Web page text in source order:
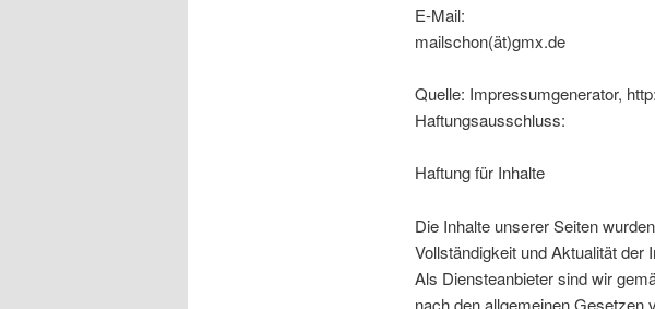
E-Mail:
mailschon(ät)gmx.de
Quelle: Impressumgenerator,
Haftungsausschluss:
Haftung für Inhalte
Die Inhalte unserer Seiten
Vollständigkeit und Aktualität der
Als Diensteanbieter sind wir
nach den allgemeinen Gesetzen